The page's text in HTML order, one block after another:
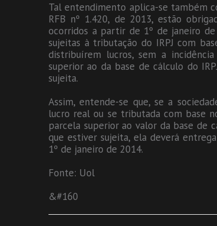
Tal entendimento aplica-se também
RFB nº 1.420, de 2013, estão
ocorridos a partir de 1º de janeiro de
sujeitas à tributação do IRPJ com
distribuírem lucros, sem a
superior ao da base de cálculo do
sujeita.
Assim, entende-se que, se a
lucro real ou se tributada com base
parcela superior ao valor da base de
que estiver sujeita, ela deverá
1º de janeiro de 2014.
Fonte: Uol
&#160